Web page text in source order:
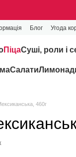
Блог Угода
ПіцаCуші, роли і
Салати
460г